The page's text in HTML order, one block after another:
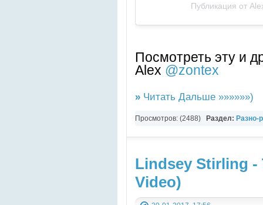
Публикация от
Посмотреть эту и
Alex @zontex
» Читать Дальше »»»»»»)
Просмотров: (2488) Раздел: Разно-
Lindsey Stirling -
Video)